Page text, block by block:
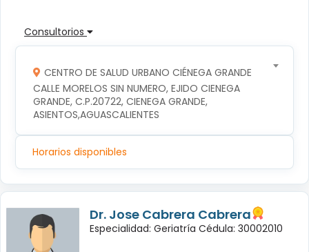
Consultorios
CENTRO DE SALUD URBANO CIÉNEGA GRANDE
CALLE MORELOS SIN NUMERO, EJIDO CIENEGA
GRANDE, C.P.20722, CIENEGA GRANDE,
ASIENTOS,AGUASCALIENTES
Horarios disponibles
Dr. Jose Cabrera Cabrera
Especialidad: Geriatría Cédula: 30002010